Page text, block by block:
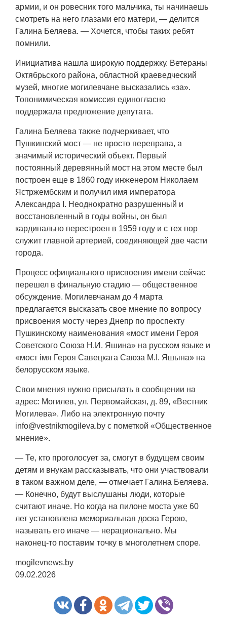
армии, и он ровесник того мальчика, ты начинаешь
смотреть на него глазами его матери, — делится
Галина Беляева. — Хочется, чтобы таких ребят
помнили.
Инициатива нашла широкую поддержку. Ветераны
Октябрьского района, областной краеведческий
музей, многие могилевчане высказались «за».
Топонимическая комиссия единогласно
поддержала предложение депутата.
Галина Беляева также подчеркивает, что
Пушкинский мост — не просто переправа, а
значимый исторический объект. Первый
постоянный деревянный мост на этом месте был
построен еще в 1860 году инженером Николаем
Ястржембским и получил имя императора
Александра I. Неоднократно разрушенный и
восстановленный в годы войны, он был
кардинально перестроен в 1959 году и с тех пор
служит главной артерией, соединяющей две части
города.
Процесс официального присвоения имени сейчас
перешел в финальную стадию — общественное
обсуждение. Могилевчанам до 4 марта
предлагается высказать свое мнение по вопросу
присвоения мосту через Днепр по проспекту
Пушкинскому наименования «мост имени Героя
Советского Союза Н.И. Яшина» на русском языке и
«мост імя Героя Савецкага Саюза М.І. Яшына» на
белорусском языке.
Свои мнения нужно присылать в сообщении на
адрес: Могилев, ул. Первомайская, д. 89, «Вестник
Могилева». Либо на электронную почту
info@vestnikmogileva.by с пометкой «Общественное
мнение».
— Те, кто проголосует за, смогут в будущем своим
детям и внукам рассказывать, что они участвовали
в таком важном деле, — отмечает Галина Беляева.
— Конечно, будут выслушаны люди, которые
считают иначе. Но когда на пилоне моста уже 60
лет установлена мемориальная доска Герою,
называть его иначе — нерационально. Мы
наконец-то поставим точку в многолетнем споре.
mogilevnews.by
09.02.2026